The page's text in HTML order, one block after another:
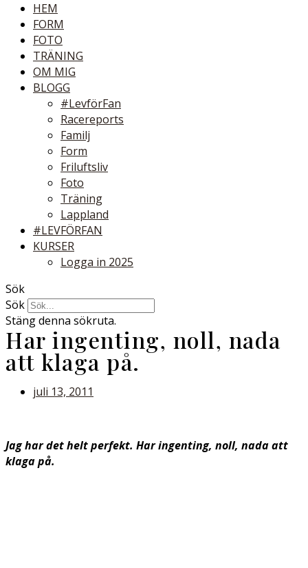
HEM
FORM
FOTO
TRÄNING
OM MIG
BLOGG
#LevförFan
Racereports
Familj
Form
Friluftsliv
Foto
Träning
Lappland
#LEVFÖRFAN
KURSER
Logga in 2025
Sök
Sök
Stäng denna sökruta.
Har ingenting, noll, nada
att klaga på.
juli 13, 2011
Jag har det helt perfekt. Har ingenting, noll, nada att
klaga på.